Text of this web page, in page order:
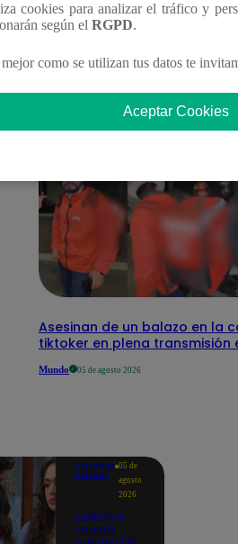
interesar
Asesinan de un balazo en la
tiktoker en plena transmisión
Mundo 05 de agosto 2026
Valentina
Valiente
05 de
agosto
2026
Valentina
Valiente
cookies para analizar el tráfico y
según el RGPD.
como se utilizan tus datos te
Aceptar Cookies